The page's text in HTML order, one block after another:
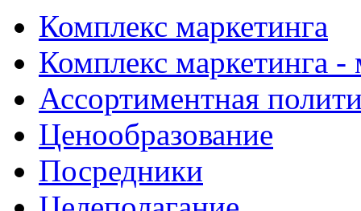
Комплекс маркетинга
Комплекс маркетинга
Ассортиментная
Ценообразование
Посредники